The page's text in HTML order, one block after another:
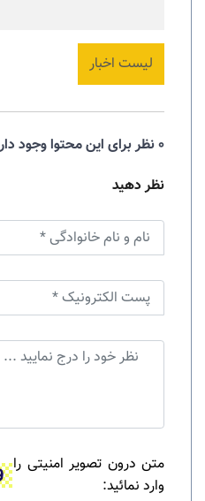
لیست اخبار
0 نظر برای این محتوا وجود دارد
نظر دهید
متن درون تصویر امنیتی را
وارد نمائید: